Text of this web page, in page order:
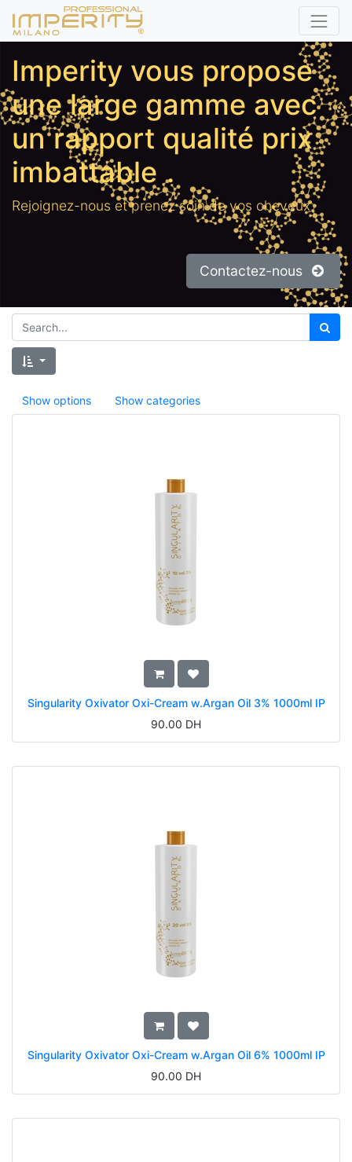
Imperity vous propose
une large gamme avec
un rapport qualité prix
imbattable .
Rejoignez-nous et prenez soin de vos cheveux.
Contactez-nous
Show options Show categories
Singularity Oxivator Oxi-Cream w.Argan Oil 3% 1000ml IP
90.00 DH
Singularity Oxivator Oxi-Cream w.Argan Oil 6% 1000ml IP
90.00 DH